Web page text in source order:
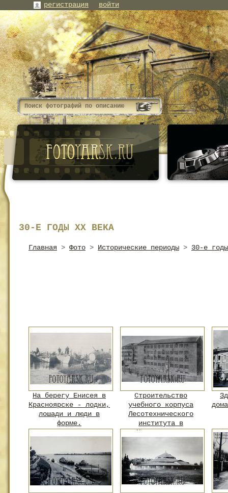
30-Е ГОДЫ XX ВЕКА
Главная > Фото > Исторические периоды > 30-е
На берегу Енисея в
Красноярске - лодки,
лошади и люди в
форме.
Строительство
учебного корпуса
Лесотехнического
института в
Красноярске.
регистрация войти